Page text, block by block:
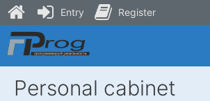
Skip
to
content
Personal cabinet
Entry Register